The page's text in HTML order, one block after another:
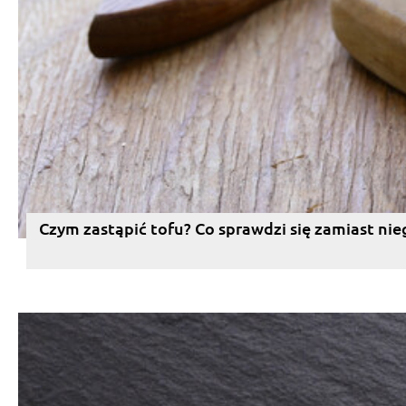
Czym zastąpić tofu? Co sprawdzi się zamiast